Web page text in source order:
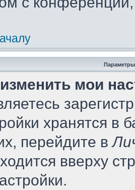
Параметры
мои
хранятся в
перейдите в
вверху